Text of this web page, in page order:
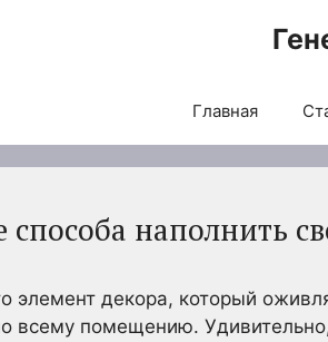
Главная
способа наполнить
элемент декора, который
всему помещению.